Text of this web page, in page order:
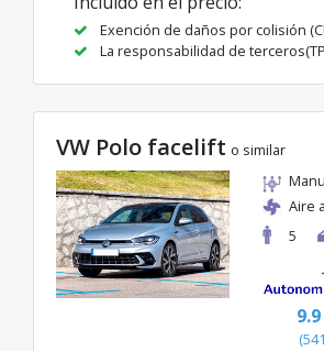
Exención de daños por colisión
La responsabilidad de
VW Polo facelift o similar
Aire
5
9.9